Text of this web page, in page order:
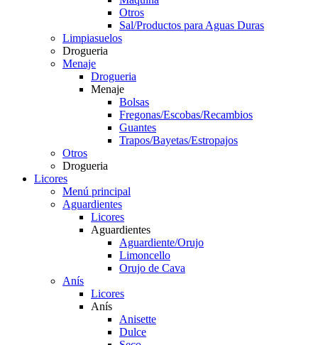
Otros
Sal/Productos para Aguas Duras
Limpiasuelos
Drogueria
Menaje
Drogueria
Menaje
Bolsas
Fregonas/Escobas/Recambios
Guantes
Trapos/Bayetas/Estropajos
Otros
Drogueria
Licores
Menú principal
Aguardientes
Licores
Aguardientes
Aguardiente/Orujo
Limoncello
Orujo de Cava
Anís
Licores
Anís
Anisette
Dulce